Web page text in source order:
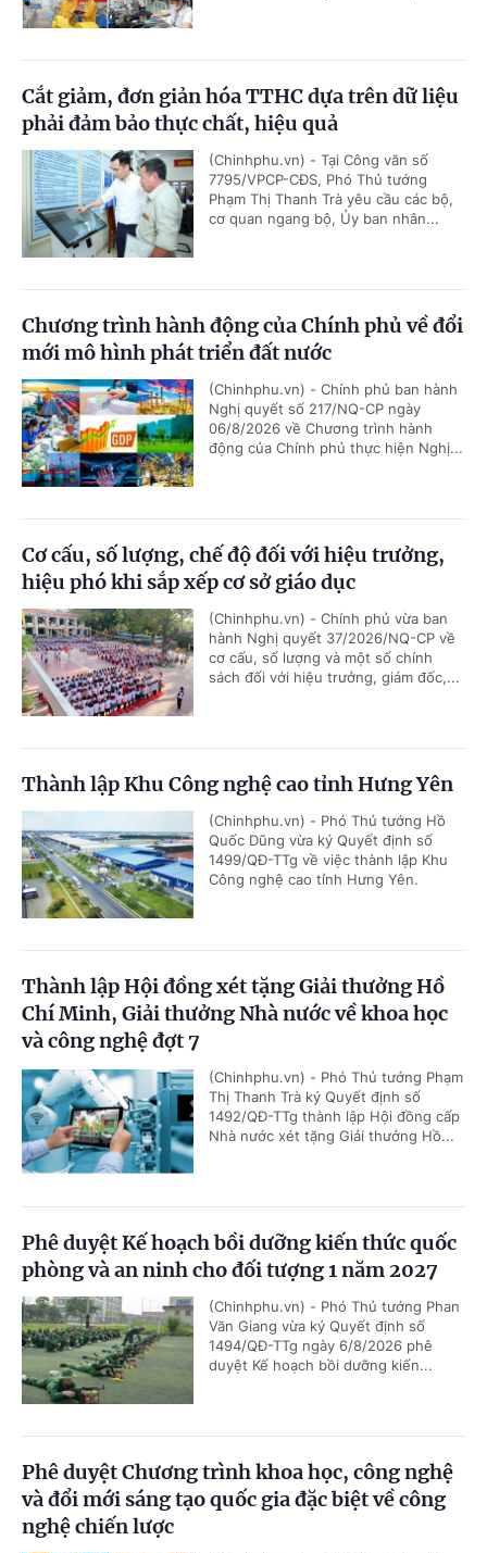
Cắt giảm, đơn giản hóa TTHC dựa trên dữ liệu
phải đảm bảo thực chất, hiệu quả
(Chinhphu.vn) - Tại Công văn số
7795/VPCP-CĐS, Phó Thủ tướng
Phạm Thị Thanh Trà yêu cầu các bộ,
cơ quan ngang bộ, Ủy ban nhân...
Chương trình hành động của Chính phủ về đổi
mới mô hình phát triển đất nước
(Chinhphu.vn) - Chính phủ ban hành
Nghị quyết số 217/NQ-CP ngày
06/8/2026 về Chương trình hành
động của Chính phủ thực hiện Nghị...
Cơ cấu, số lượng, chế độ đối với hiệu trưởng,
hiệu phó khi sắp xếp cơ sở giáo dục
(Chinhphu.vn) - Chính phủ vừa ban
hành Nghị quyết 37/2026/NQ-CP về
cơ cấu, số lượng và một số chính
sách đối với hiệu trưởng, giám đốc,...
Thành lập Khu Công nghệ cao tỉnh Hưng Yên
(Chinhphu.vn) - Phó Thủ tướng Hồ
Quốc Dũng vừa ký Quyết định số
1499/QĐ-TTg về việc thành lập Khu
Công nghệ cao tỉnh Hưng Yên.
Thành lập Hội đồng xét tặng Giải thưởng Hồ
Chí Minh, Giải thưởng Nhà nước về khoa học
và công nghệ đợt 7
(Chinhphu.vn) - Phó Thủ tướng Phạm
Thị Thanh Trà ký Quyết định số
1492/QĐ-TTg thành lập Hội đồng cấp
Nhà nước xét tặng Giải thưởng Hồ...
Phê duyệt Kế hoạch bồi dưỡng kiến thức quốc
phòng và an ninh cho đối tượng 1 năm 2027
(Chinhphu.vn) - Phó Thủ tướng Phan
Văn Giang vừa ký Quyết định số
1494/QĐ-TTg ngày 6/8/2026 phê
duyệt Kế hoạch bồi dưỡng kiến...
Phê duyệt Chương trình khoa học, công nghệ
và đổi mới sáng tạo quốc gia đặc biệt về công
nghệ chiến lược